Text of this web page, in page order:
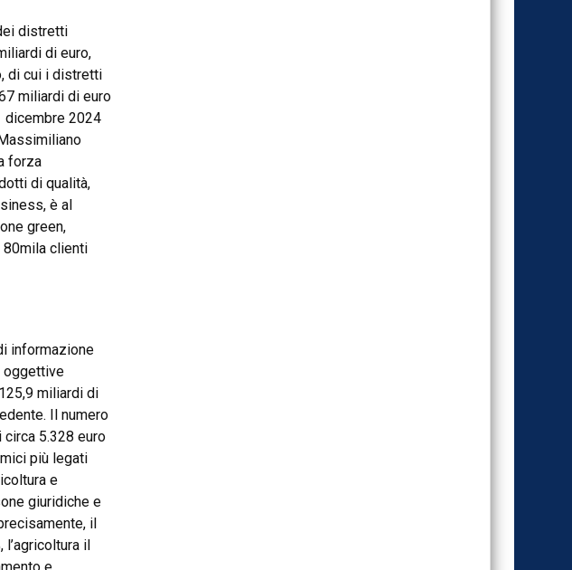
distretti
di euro,
di cui i distretti
miliardi di euro
dicembre 2024
forza
di qualità,
è al
green,
80mila clienti
informazione
oggettive
miliardi di
Il numero
5.328 euro
più legati
e
giuridiche e
il
il